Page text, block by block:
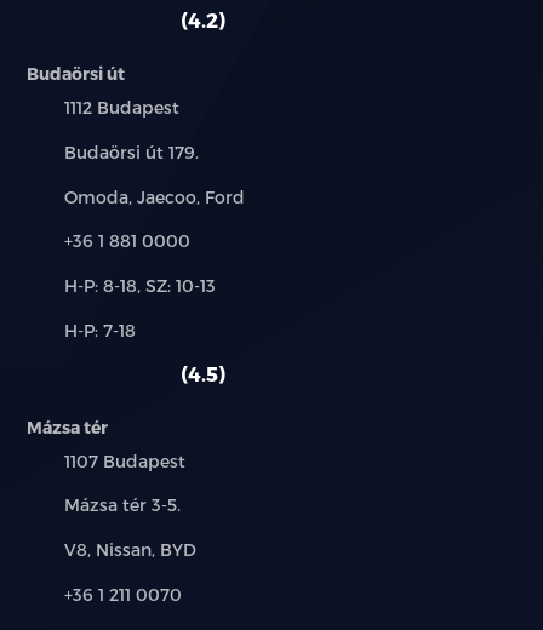
4.2
Budaörsi út
Település:
1112 Budapest
Cím:
Budaörsi út 179.
Márkák:
Omoda, Jaecoo, Ford
Telefon:
+36 1 881 0000
Új-
használt
H-P: 8-18, SZ: 10-13
Alkatrész,
H-P: 7-18
4.5
Mázsa tér
Település:
1107 Budapest
Cím:
Mázsa tér 3-5.
Márkák:
V8, Nissan, BYD
Telefon:
+36 1 211 0070